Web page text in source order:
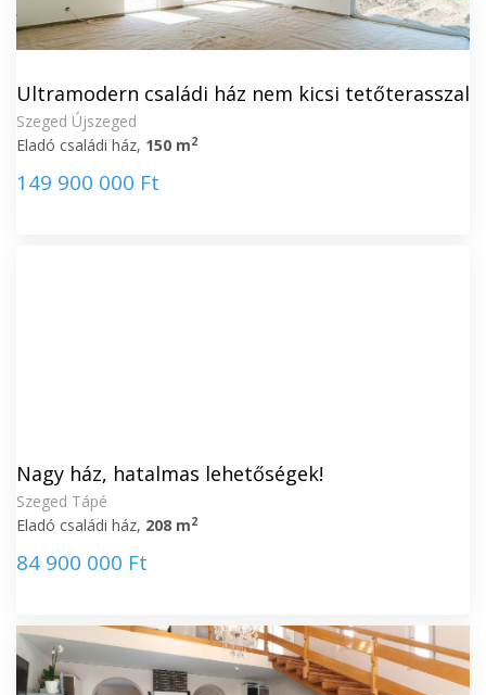
Ultramodern családi ház nem kicsi tetőterasszal
Szeged Újszeged
Eladó családi ház, 150 m2
149 900 000 Ft
Nagy ház, hatalmas lehetőségek!
Szeged Tápé
Eladó családi ház, 208 m2
84 900 000 Ft